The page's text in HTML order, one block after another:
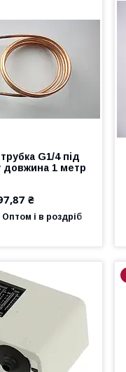
G1/4 під
довжина 1 метр
₴
Оптом і в роздріб